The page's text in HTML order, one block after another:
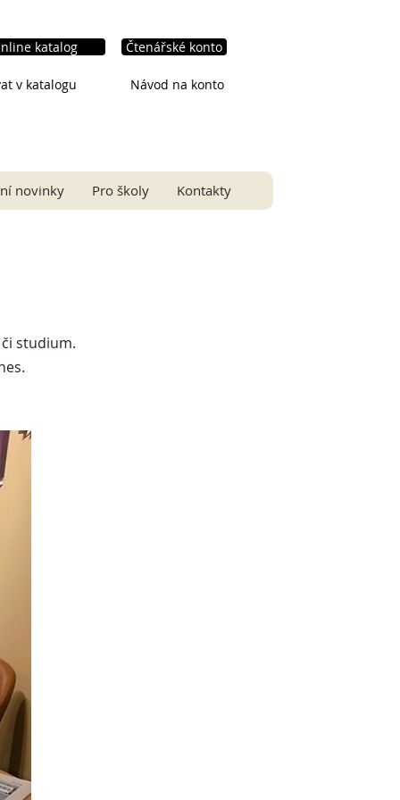
katalog
v katalogu
Čtenářské konto
Návod na konto
novinky Pro školy Kontakty
studium.